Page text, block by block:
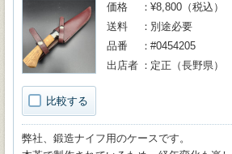
比較する
価格
¥8,800（税込）
送料
別途必要
品番
#0454205
出店者
定正（長野県）
弊社、鍛造ナイフ用のケースです。